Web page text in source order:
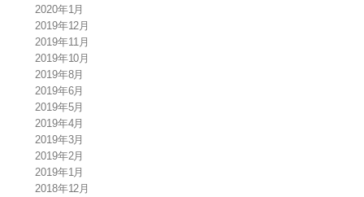
2020年1月
2019年12月
2019年11月
2019年10月
2019年8月
2019年6月
2019年5月
2019年4月
2019年3月
2019年2月
2019年1月
2018年12月